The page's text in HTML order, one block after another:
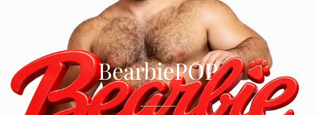
BearbiePOP